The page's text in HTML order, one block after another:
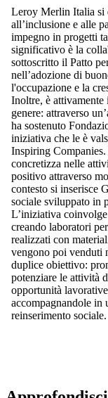
Leroy Merlin Italia si
all’inclusione e alle
impegno in progetti
significativo è la
sottoscritto il Patto
nell’adozione di
l'occupazione e la
Inoltre, è
genere: attraverso
ha sostenuto
iniziativa che le è
Inspiring
concretizza nelle
positivo attraverso
contesto si inserisce
sociale sviluppato in
L’iniziativa
creando laboratori
realizzati con
vengono poi venduti
duplice obiettivo:
potenziare le attività
opportunità
accompagnandole in
reinserimento sociale.